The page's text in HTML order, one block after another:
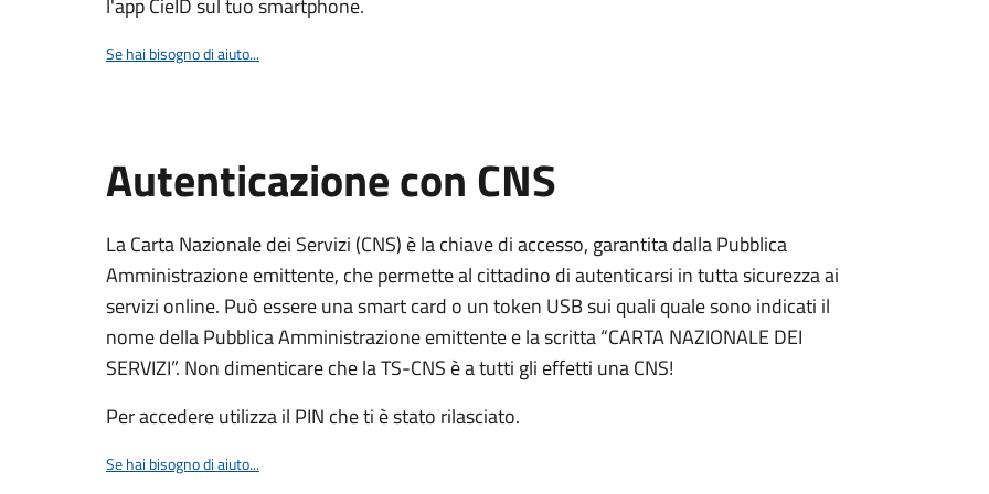
l'app CieID sul tuo smartphone.
Se hai bisogno di aiuto...
Autenticazione con CNS
La Carta Nazionale dei Servizi (CNS) è la chiave di accesso, garantita dalla Pubblica
Amministrazione emittente, che permette al cittadino di autenticarsi in tutta sicurezza ai
servizi online. Può essere una smart card o un token USB sui quali quale sono indicati il
nome della Pubblica Amministrazione emittente e la scritta “CARTA NAZIONALE DEI
SERVIZI”. Non dimenticare che la TS-CNS è a tutti gli effetti una CNS!
Per accedere utilizza il PIN che ti è stato rilasciato.
Se hai bisogno di aiuto...